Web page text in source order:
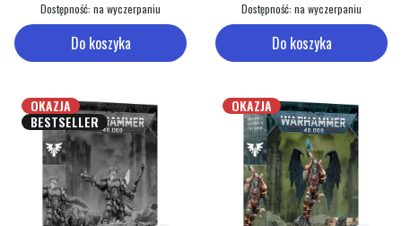
Do koszyka
Dostępność: na wyczerpaniu
Do koszyka
Dostępność: na wyczerpaniu
OKAZJA
BESTSELLER
OKAZJA